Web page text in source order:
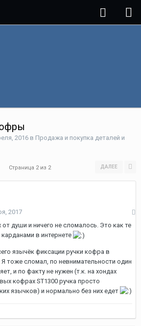
2016 в Продажа и покупка деталей и
ДАЛЕЕ
Страница 2 из 2
2017
души и ничего не сломалось. Это как те
в интернете
язычёк фиксации ручки кофра в
тоже сломал, по невнимательности один
и по факту не нужен (т.к. на хондах
кофрах ST1300 ручка просто
язычков) и нормально без них едет